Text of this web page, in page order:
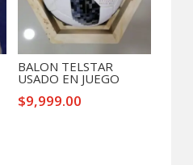
BALON TELSTAR
USADO EN JUEGO
$9,999.00